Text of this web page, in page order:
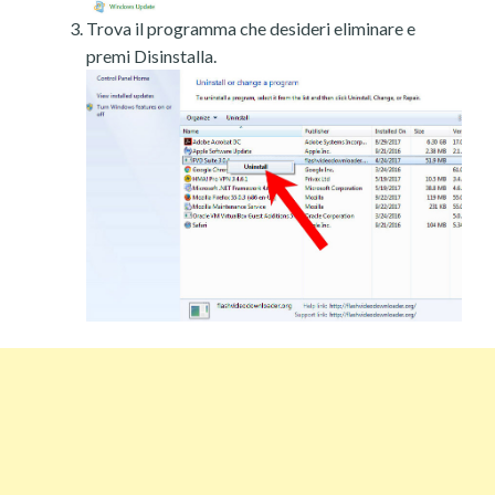
Trova il programma che desideri eliminare e
premi Disinstalla.